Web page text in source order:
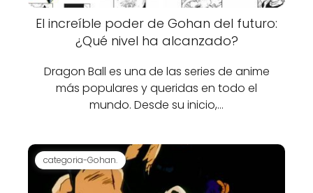
El increíble poder de Gohan del futuro:
¿Qué nivel ha alcanzado?
Dragon Ball es una de las series de anime
más populares y queridas en todo el
mundo. Desde su inicio,…
categoria-Gohan.